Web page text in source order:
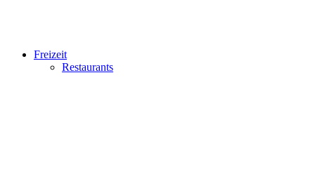
Freizeit
Restaurants